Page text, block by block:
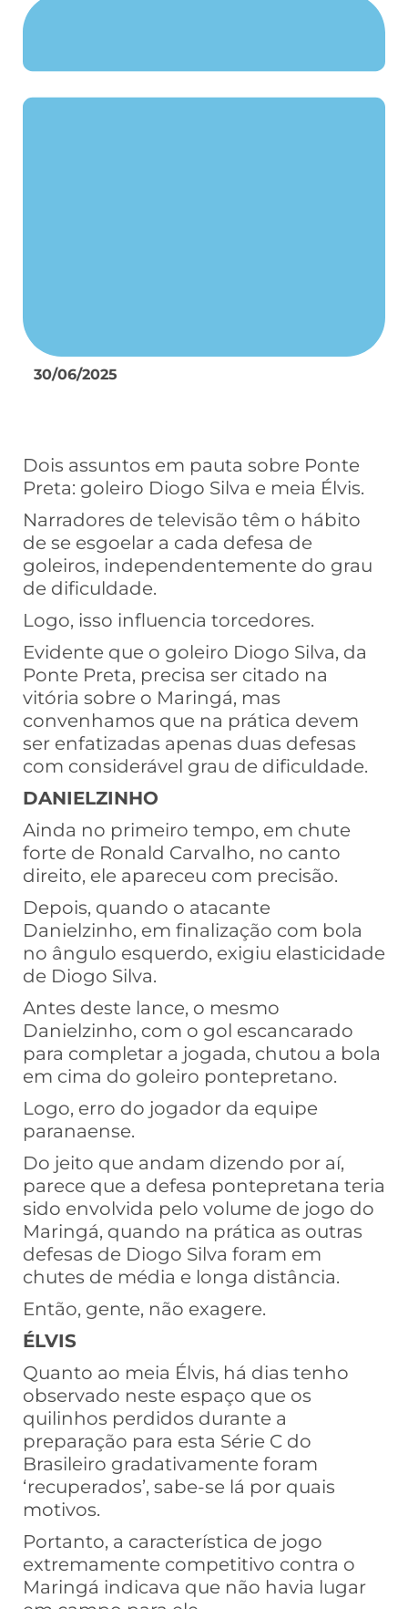
30/06/2025
Dois assuntos em pauta sobre Ponte
Preta: goleiro Diogo Silva e meia Élvis.
Narradores de televisão têm o hábito
de se esgoelar a cada defesa de
goleiros, independentemente do grau
de dificuldade.
Logo, isso influencia torcedores.
Evidente que o goleiro Diogo Silva, da
Ponte Preta, precisa ser citado na
vitória sobre o Maringá, mas
convenhamos que na prática devem
ser enfatizadas apenas duas defesas
com considerável grau de dificuldade.
DANIELZINHO
Ainda no primeiro tempo, em chute
forte de Ronald Carvalho, no canto
direito, ele apareceu com precisão.
Depois, quando o atacante
Danielzinho, em finalização com bola
no ângulo esquerdo, exigiu elasticidade
de Diogo Silva.
Antes deste lance, o mesmo
Danielzinho, com o gol escancarado
para completar a jogada, chutou a bola
em cima do goleiro pontepretano.
Logo, erro do jogador da equipe
paranaense.
Do jeito que andam dizendo por aí,
parece que a defesa pontepretana teria
sido envolvida pelo volume de jogo do
Maringá, quando na prática as outras
defesas de Diogo Silva foram em
chutes de média e longa distância.
Então, gente, não exagere.
ÉLVIS
Quanto ao meia Élvis, há dias tenho
observado neste espaço que os
quilinhos perdidos durante a
preparação para esta Série C do
Brasileiro gradativamente foram
‘recuperados’, sabe-se lá por quais
motivos.
Portanto, a característica de jogo
extremamente competitivo contra o
Maringá indicava que não havia lugar